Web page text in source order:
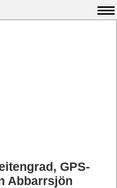
GPS-
Abbarrsjön